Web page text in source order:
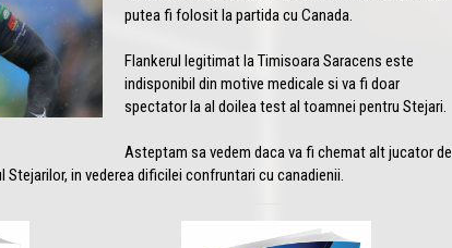
putea fi folosit la partida cu Canada.
Flankerul legitimat la Timisoara Saracens este
indisponibil din motive medicale si va fi doar
spectator la al doilea test al toamnei pentru Stejari.
Asteptam sa vedem daca va fi chemat alt jucator de
in vederea dificilei confruntari cu canadienii.